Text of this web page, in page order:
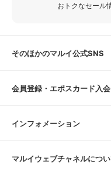
おトクなセール
そのほかのマルイ公式SNS
会員登録・エポスカード入会
インフォメーション
マルイウェブチャネルにつ